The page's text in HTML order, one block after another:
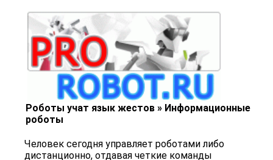
Роботы учат язык жестов » Информационные
роботы
Человек сегодня управляет роботами либо
дистанционно, отдавая четкие команды